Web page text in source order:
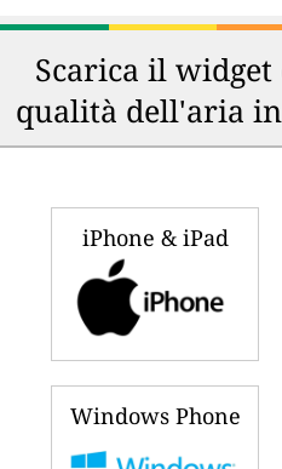
Scarica il
qualità dell'aria
iPhone & iPad
Windows Phone